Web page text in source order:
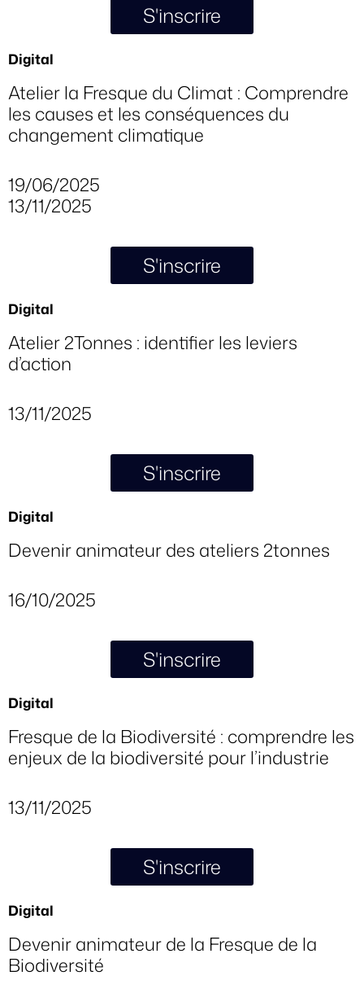
S'inscrire
Digital
Atelier la Fresque du Climat : Comprendre
les causes et les conséquences du
changement climatique
19/06/2025
13/11/2025
S'inscrire
Digital
Atelier 2Tonnes : identifier les leviers
d’action
13/11/2025
S'inscrire
Digital
Devenir animateur des ateliers 2tonnes
16/10/2025
S'inscrire
Digital
Fresque de la Biodiversité : comprendre les
enjeux de la biodiversité pour l’industrie
13/11/2025
S'inscrire
Digital
Devenir animateur de la Fresque de la
Biodiversité